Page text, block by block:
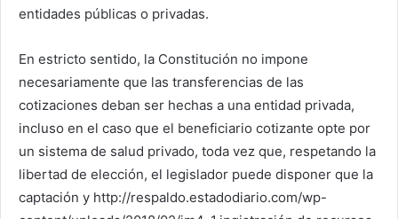
entidades públicas o privadas.
En estricto sentido, la Constitución no impone
necesariamente que las transferencias de las
cotizaciones deban ser hechas a una entidad privada,
incluso en el caso que el beneficiario cotizante opte por
un sistema de salud privado, toda vez que, respetando la
libertad de elección, el legislador puede disponer que la
captación y http://respaldo.estadodiario.com/wp-